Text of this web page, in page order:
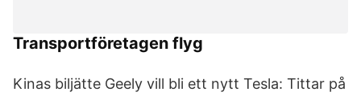
Transportföretagen flyg
Kinas biljätte Geely vill bli ett nytt Tesla: Tittar på